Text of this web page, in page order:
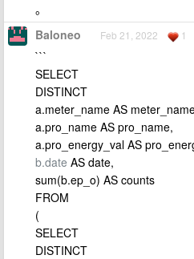
。
Baloneo Feb 21, 2022 1
```
SELECT
DISTINCT
a.meter_name AS
a.pro_name AS pro_name,
a.pro_energy_val AS
b.date AS date,
sum(b.ep_o) AS counts
FROM
(
SELECT
DISTINCT